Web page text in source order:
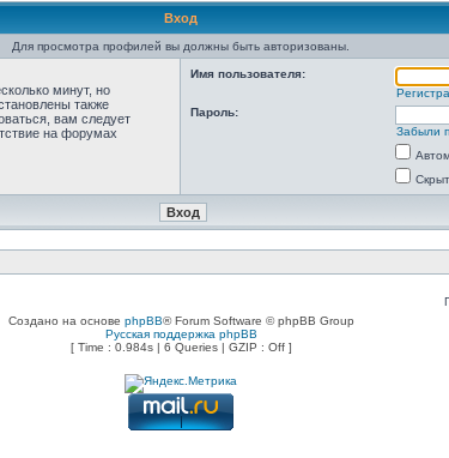
Вход
Для просмотра профилей вы должны быть авторизованы.
минут, но
также
вам следует
на форумах
Имя пользователя:
Пароль:
Забыли
Создано на основе phpBB® Forum Software © phpBB Group
Русская поддержка phpBB
[ Time : 0.984s | 6 Queries | GZIP : Off ]